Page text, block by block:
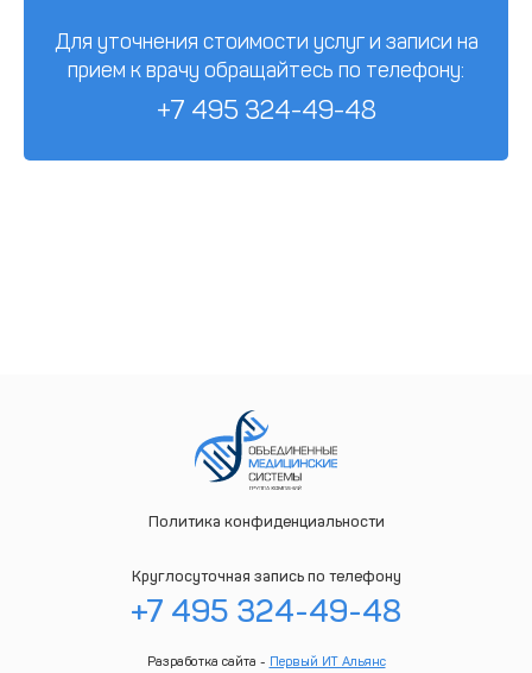
Для уточнения стоимости услуг и записи на
прием к врачу обращайтесь по телефону:
+7 495 324-49-48
Политика конфиденциальности
Круглосуточная запись по телефону
+7 495 324-49-48
Разработка сайта - Первый ИТ Альянс